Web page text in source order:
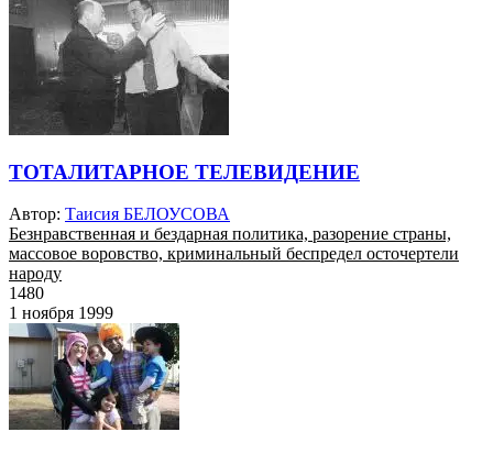
ТОТАЛИТАРНОЕ ТЕЛЕВИДЕНИЕ
Автор: Таисия БЕЛОУСОВА
Безнравственная и бездарная политика, разорение страны,
массовое воровство, криминальный беспредел осточертели
народу
1480
1 ноября 1999